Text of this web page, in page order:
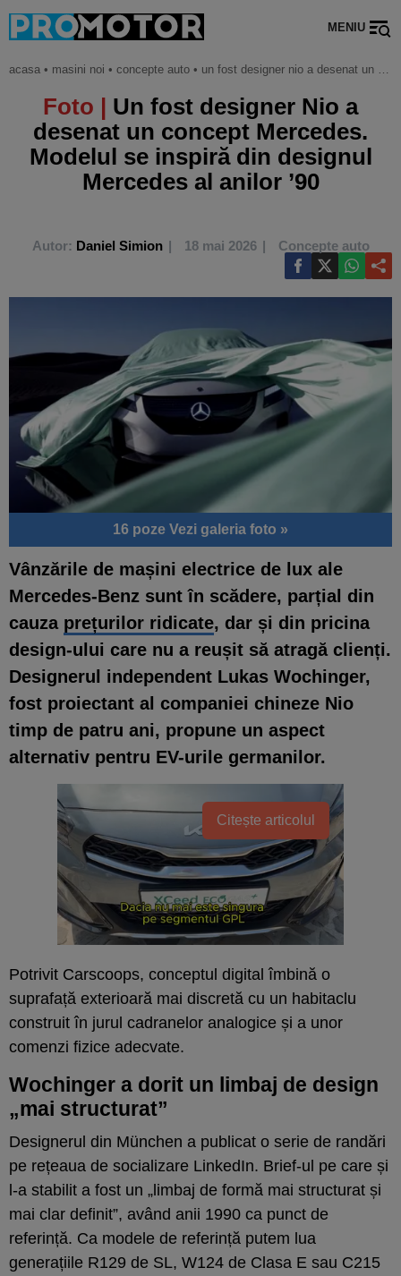
MENIU
acasa • masini noi • concepte auto • un fost designer nio a desenat un concept mercedes. modelul se inspiră din designul mercedes al anilor ’90
Foto | Un fost designer Nio a
desenat un concept Mercedes.
Modelul se inspiră din designul
Mercedes al anilor ’90
Autor: Daniel Simion 18 mai 2026 Concepte auto
16 poze Vezi galeria foto »
Vânzările de mașini electrice de lux ale
Mercedes-Benz sunt în scădere, parțial din
cauza prețurilor ridicate, dar și din pricina
design-ului care nu a reușit să atragă clienți.
Designerul independent Lukas Wochinger,
fost proiectant al companiei chineze Nio
timp de patru ani, propune un aspect
alternativ pentru EV-urile germanilor.
Citește articolul
Potrivit Carscoops, conceptul digital îmbină o
suprafață exterioară mai discretă cu un habitaclu
construit în jurul cadranelor analogice și a unor
comenzi fizice adecvate.
Wochinger a dorit un limbaj de design
„mai structurat”
Designerul din München a publicat o serie de randări
pe rețeaua de socializare LinkedIn. Brief-ul pe care și
l-a stabilit a fost un „limbaj de formă mai structurat și
mai clar definit”, având anii 1990 ca punct de
referință. Ca modele de referință putem lua
generațiile R129 de SL, W124 de Clasa E sau C215